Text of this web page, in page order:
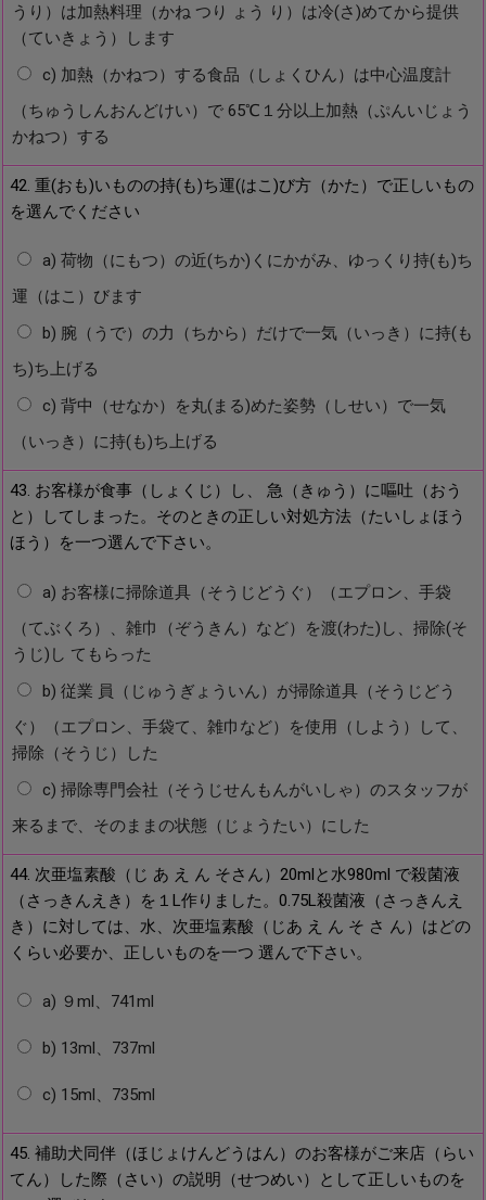
うり）は加熱料理（かね つり ょう り）は冷(さ)めてから提供
（ていきょう）します
c) 加熱（かねつ）する食品（しょくひん）は中心温度計
（ちゅうしんおんどけい）で 65℃１分以上加熱（ぷんいじょう
かねつ）する
42. 重(おも)いものの持(も)ち運(はこ)び方（かた）で正しいもの
を選んでください
a) 荷物（にもつ）の近(ちか)くにかがみ、ゆっくり持(も)ち
運（はこ）びます
b) 腕（うで）の力（ちから）だけで一気（いっき）に持(も
ち)ち上げる
c) 背中（せなか）を丸(まる)めた姿勢（しせい）で一気
（いっき）に持(も)ち上げる
43. お客様が食事（しょくじ）し、 急（きゅう）に嘔吐（おう
と）してしまった。そのときの正しい対処方法（たいしょほう
ほう）を一つ選んで下さい。
a) お客様に掃除道具（そうじどうぐ）（エプロン、手袋
（てぶくろ）、雑巾（ぞうきん）など）を渡(わた)し、掃除(そ
うじ)し てもらった
b) 従業 員（じゅうぎょういん）が掃除道具（そうじどう
ぐ）（エプロン、手袋て、雑巾など）を使用（しよう）して、
掃除（そうじ）した
c) 掃除専門会社（そうじせんもんがいしゃ）のスタッフが
来るまで、そのままの状態（じょうたい）にした
44. 次亜塩素酸（じ あ え ん そさん）20mlと水980ml で殺菌液
（さっきんえき）を１L作りました。0.75L殺菌液（さっきんえ
き）に対しては、水、次亜塩素酸（じあ え ん そ さ ん）はどの
くらい必要か、正しいものを一つ 選んで下さい。
a) ９ml、741ml
b) 13ml、737ml
c) 15ml、735ml
45. 補助犬同伴（ほじょけんどうはん）のお客様がご来店（らい
てん）した際（さい）の説明（せつめい）として正しいものを